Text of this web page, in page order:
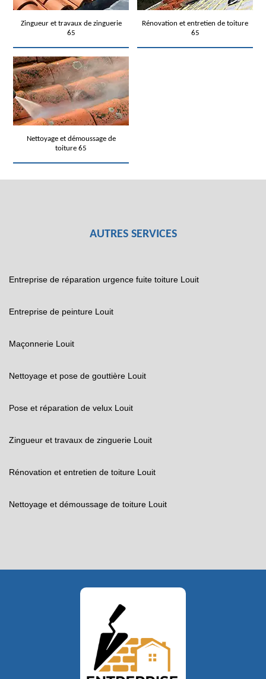
Zingueur et travaux de zinguerie
65
Rénovation et entretien de toiture
65
Nettoyage et démoussage de
toiture 65
AUTRES SERVICES
Entreprise de réparation urgence fuite toiture Louit
Entreprise de peinture Louit
Maçonnerie Louit
Nettoyage et pose de gouttière Louit
Pose et réparation de velux Louit
Zingueur et travaux de zinguerie Louit
Rénovation et entretien de toiture Louit
Nettoyage et démoussage de toiture Louit